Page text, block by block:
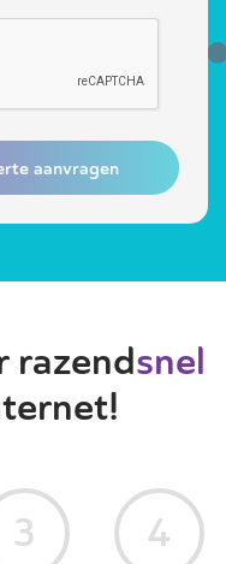
aanvragen
razendsnel
3
4